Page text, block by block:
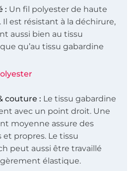
: Un fil polyester de haute
est résistant à la déchirure,
aussi bien au tissu
qu’au tissu gabardine
couture : Le tissu gabardine
avec un point droit. Une
moyenne assure des
propres. Le tissu
peut aussi être travaillé
élastique.